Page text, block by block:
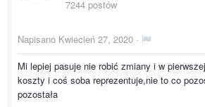
7244 postów
Napisano Kwiecień 27, 2020 ·
Mi lepiej pasuje nie robić zmiany i w
koszty i coś soba reprezentuje,nie to co
pozostała